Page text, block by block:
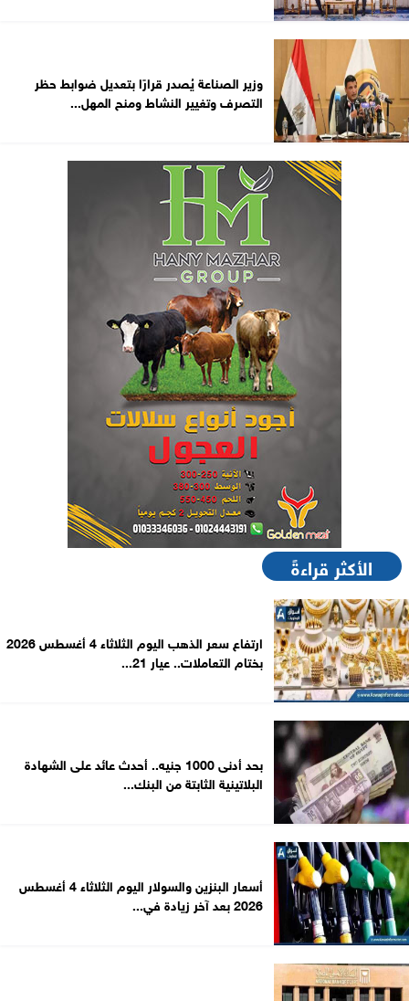
وزير الصناعة يُصدر قرارًا بتعديل ضوابط حظر
التصرف وتغيير النشاط ومنح المهل...
الأكثر قراءةً
ارتفاع سعر الذهب اليوم الثلاثاء 4 أغسطس 2026
بختام التعاملات.. عيار 21...
بحد أدنى 1000 جنيه.. أحدث عائد على الشهادة
البلاتينية الثابتة من البنك...
أسعار البنزين والسولار اليوم الثلاثاء 4 أغسطس
2026 بعد آخر زيادة في...